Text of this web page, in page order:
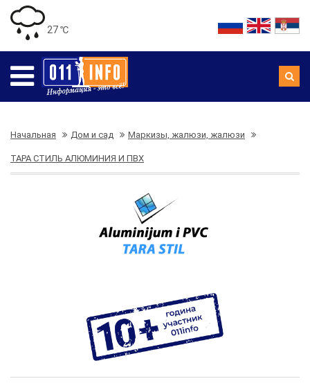
27 ℃
Начальная Дом и сад Маркизы, жалюзи, жалюзи
ТАРА СТИЛЬ АЛЮМИНИЯ И ПВХ